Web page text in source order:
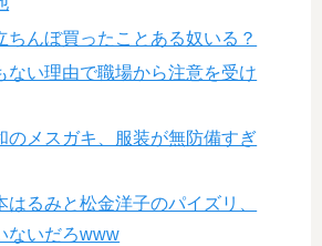
ちんぼ買ったことある奴いる？
ない理由で職場から注意を受け
のメスガキ、服装が無防備すぎ
はるみと松金洋子のパイズリ、
ないだろwww